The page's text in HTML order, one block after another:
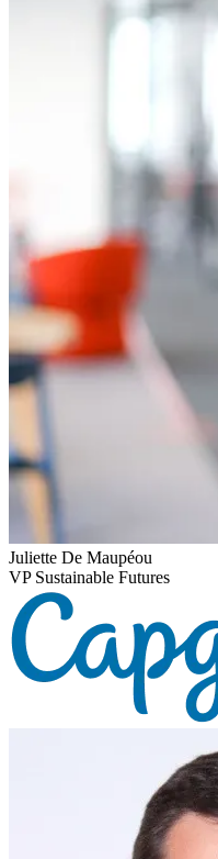
Juliette De Maupéou
VP Sustainable Futures